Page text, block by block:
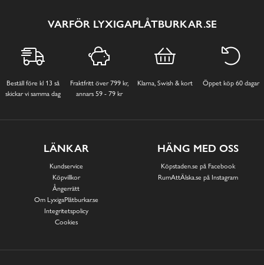
VARFÖR LYXIGAPLÅTBURKAR.SE
Beställ före kl 13 så
skickar vi samma dag
Fraktfritt över 799 kr,
annars 59 - 79 kr
Klarna, Swish & kort Öppet köp 60 dagar
LÄNKAR
Kundservice
Köpvillkor
Ångerrätt
Om LyxigaPlåtburkar.se
Integritetspolicy
Cookies
HÄNG MED OSS
Köpstaden.se på Facebook
RumAttÄlska.se på Instagram